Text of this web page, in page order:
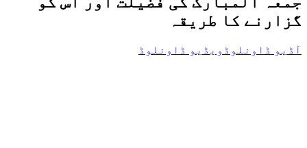
گزارنے کا طریقہ
آڈیو ڈاونلوڈ ویڈیو ڈاونلوڈ